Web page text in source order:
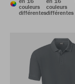
couleurs
différentes
couleurs
différentes